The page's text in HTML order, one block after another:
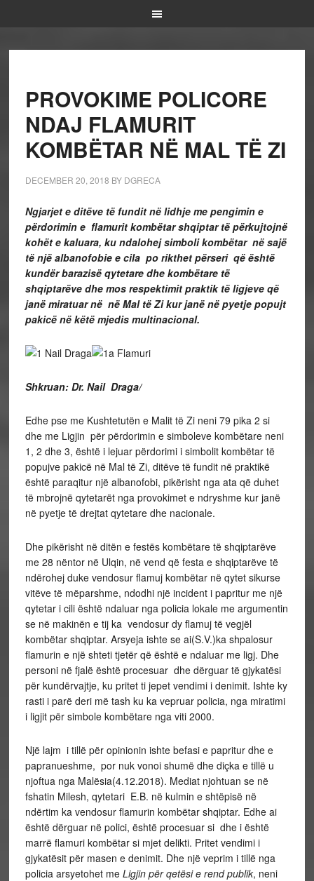
PROVOKIME POLICORE
NDAJ FLAMURIT
KOMBËTAR NË MAL TË ZI
DECEMBER 20, 2018 BY DGRECA
Ngjarjet e ditëve të fundit në lidhje me pengimin e
përdorimin e flamurit kombëtar shqiptar të përkujtojnë
kohët e kaluara, ku ndalohej simboli kombëtar në sajë
të një albanofobie e cila po rikthet përseri që është
kundër barazisë qytetare dhe kombëtare të
shqiptarëve dhe mos respektimit praktik të ligjeve që
janë miratuar në në Mal të Zi kur janë në pyetje popujt
pakicë në këtë mjedis multinacional.
Shkruan: Dr. Nail Draga/
Edhe pse me Kushtetutën e Malit të Zi neni 79 pika 2 si
dhe me Ligjin për përdorimin e simboleve kombëtare neni
1, 2 dhe 3, është i lejuar përdorimi i simbolit kombëtar të
popujve pakicë në Mal të Zi, ditëve të fundit në praktikë
është paraqitur një albanofobi, pikërisht nga ata që duhet
të mbrojnë qytetarët nga provokimet e ndryshme kur janë
në pyetje të drejtat qytetare dhe nacionale.
Dhe pikërisht në ditën e festës kombëtare të shqiptarëve
me 28 nëntor në Ulqin, në vend që festa e shqiptarëve të
ndërohej duke vendosur flamuj kombëtar në qytet sikurse
vitëve të mëparshme, ndodhi një incident i papritur me një
qytetar i cili është ndaluar nga policia lokale me argumentin
se në makinën e tij ka vendosur dy flamuj të vegjël
kombëtar shqiptar. Arsyeja ishte se ai(S.V.)ka shpalosur
flamurin e një shteti tjetër që është e ndaluar me ligj. Dhe
personi në fjalë është procesuar dhe dërguar të gjykatësi
për kundërvajtje, ku pritet ti jepet vendimi i denimit. Ishte ky
rasti i parë deri më tash ku ka vepruar policia, nga miratimi
i ligjit për simbole kombëtare nga viti 2000.
Një lajm i tillë për opinionin ishte befasi e papritur dhe e
papranueshme, por nuk vonoi shumë dhe diçka e tillë u
njoftua nga Malësia(4.12.2018). Mediat njohtuan se në
fshatin Milesh, qytetari E.B. në kulmin e shtëpisë në
ndërtim ka vendosur flamurin kombëtar shqiptar. Edhe ai
është dërguar në polici, është procesuar si dhe i është
marrë flamuri kombëtar si mjet delikti. Pritet vendimi i
gjykatësit për masen e denimit. Dhe një veprim i tillë nga
policia arsyetohet me Ligjin për qetësi e rend publik, neni